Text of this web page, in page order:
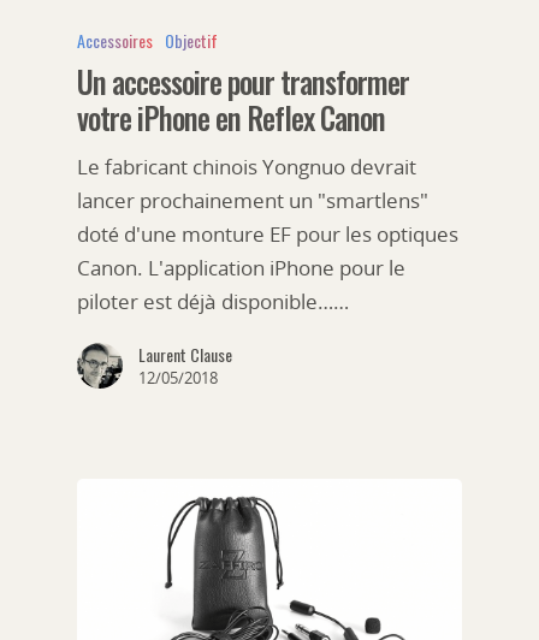
Accessoires Objectif
Un accessoire pour transformer
votre iPhone en Reflex Canon
Le fabricant chinois Yongnuo devrait
lancer prochainement un "smartlens"
doté d'une monture EF pour les optiques
Canon. L'application iPhone pour le
piloter est déjà disponible……
Laurent Clause
12/05/2018